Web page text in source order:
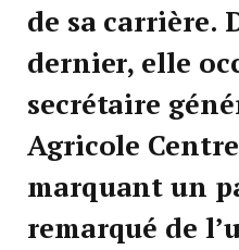
de sa carrière.
dernier, elle
secrétaire
Agricole
marquant un
remarqué de